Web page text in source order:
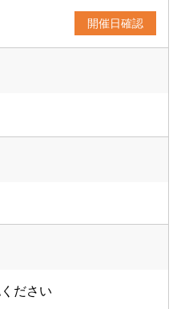
開催日確認
ださい